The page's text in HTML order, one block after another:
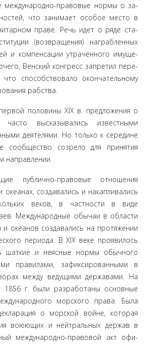
международно-правовые нормы о за­
что занимает особое место в
праве. Речь идет о ряде ста­
(возвращения) награбленных
и компенсации утраченного имуще­
Венский конгресс запретил пере­
способствовало окончательному
рабства.
половины XIX в. пред­ложения о
часто высказывались извест­ными
деятелями. Но только к середине
сообщество созрело для при­нятия
направлении.
публично-правовые отноше­ния
океанах, создавались и накапли­вались
веков, в частности в виде
Международные обычаи в области
океанов создавались на протяжении
периода. В XIX веке проявилось
шаткие и неясные нормы обычного
правилами, зафиксированными в
между ведущими державами. На
1856 г. были разработаны основ­ные
морского права. Была
о морской войне, которая
воюющих и нейтральных держав в
международно-правовой акт офи­